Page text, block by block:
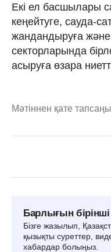
Екі ел басшылары
кеңейтуге, сауда-
жандандыруға және
секторларында
асыруға өзара
Мәтіннен қате
Барлығын
Бізге жазылып,
қызықты суреттер,
хабардар болыңыз.